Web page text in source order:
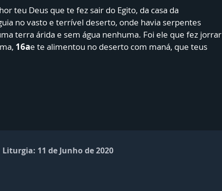
teu Deus que te fez sair do Egito, da casa da
no vasto e terrível deserto, onde havia serpentes
terra árida e sem água nenhuma. Foi ele que fez jorrar
16ae te alimentou no deserto com maná, que teus
Liturgia: 11 de Junho de 2020